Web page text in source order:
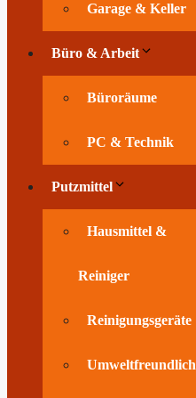
Garage & Keller
Büro & Arbeit
Büroräume
PC & Technik
Putzmittel
Hausmittel &
Reiniger
Reinigungsgeräte
Umweltfreundlich